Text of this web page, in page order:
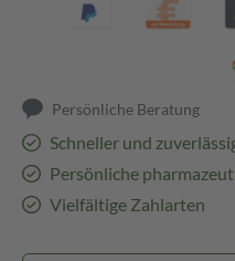
Persönliche Beratung
Schneller und
Persönliche
Vielfältige Zahlarten